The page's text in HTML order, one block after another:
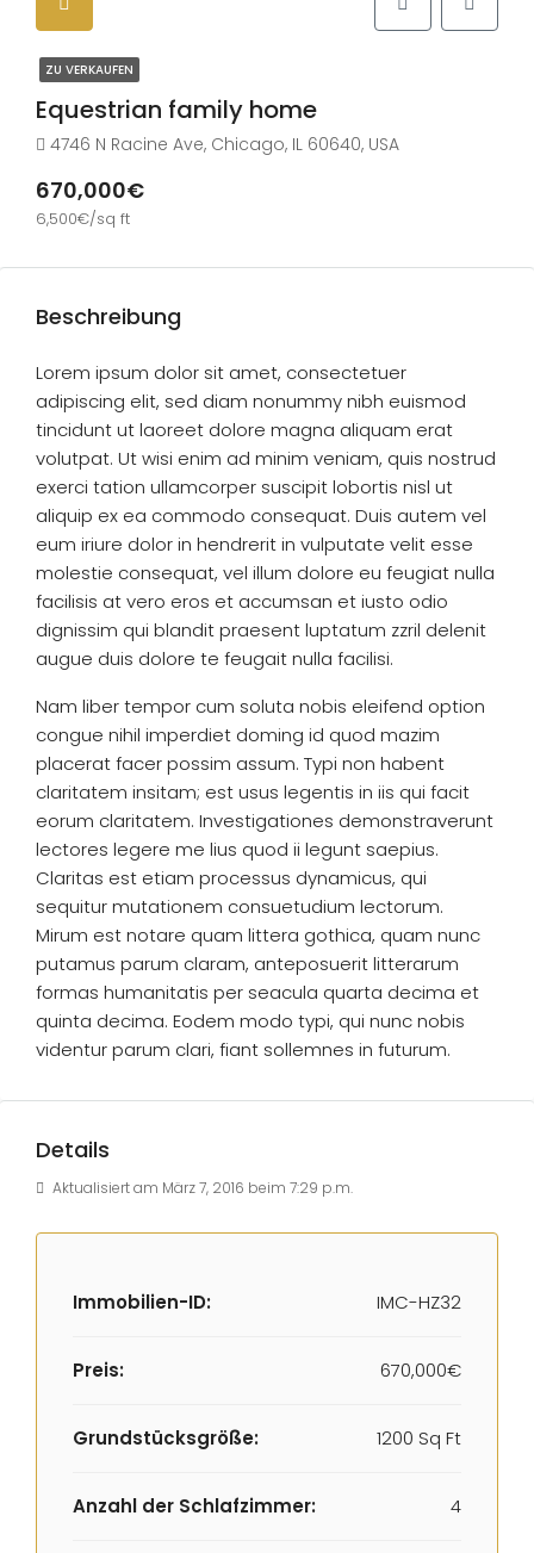
ZU VERKAUFEN
Equestrian family home
4746 N Racine Ave, Chicago, IL 60640, USA
670,000€
6,500€/sq ft
Beschreibung
Lorem ipsum dolor sit amet, consectetuer
adipiscing elit, sed diam nonummy nibh euismod
tincidunt ut laoreet dolore magna aliquam erat
volutpat. Ut wisi enim ad minim veniam, quis nostrud
exerci tation ullamcorper suscipit lobortis nisl ut
aliquip ex ea commodo consequat. Duis autem vel
eum iriure dolor in hendrerit in vulputate velit esse
molestie consequat, vel illum dolore eu feugiat nulla
facilisis at vero eros et accumsan et iusto odio
dignissim qui blandit praesent luptatum zzril delenit
augue duis dolore te feugait nulla facilisi.
Nam liber tempor cum soluta nobis eleifend option
congue nihil imperdiet doming id quod mazim
placerat facer possim assum. Typi non habent
claritatem insitam; est usus legentis in iis qui facit
eorum claritatem. Investigationes demonstraverunt
lectores legere me lius quod ii legunt saepius.
Claritas est etiam processus dynamicus, qui
sequitur mutationem consuetudium lectorum.
Mirum est notare quam littera gothica, quam nunc
putamus parum claram, anteposuerit litterarum
formas humanitatis per seacula quarta decima et
quinta decima. Eodem modo typi, qui nunc nobis
videntur parum clari, fiant sollemnes in futurum.
Details
Aktualisiert am März 7, 2016 beim 7:29 p.m.
Immobilien-ID: IMC-HZ32
Preis: 670,000€
Grundstücksgröße: 1200 Sq Ft
Anzahl der Schlafzimmer: 4